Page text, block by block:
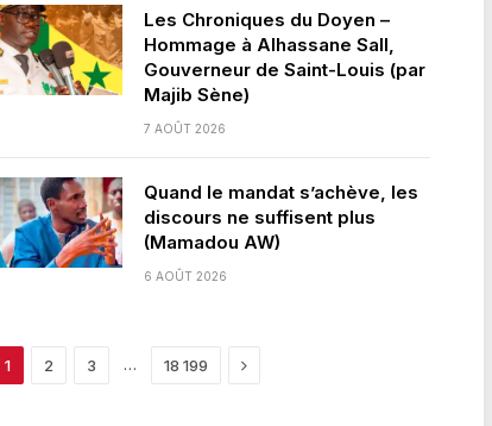
Les Chroniques du Doyen –
Hommage à Alhassane Sall,
Gouverneur de Saint-Louis (par
Majib Sène)
7 AOÛT 2026
Quand le mandat s’achève, les
discours ne suffisent plus
(Mamadou AW)
6 AOÛT 2026
1 2 3 … 18 199 Next